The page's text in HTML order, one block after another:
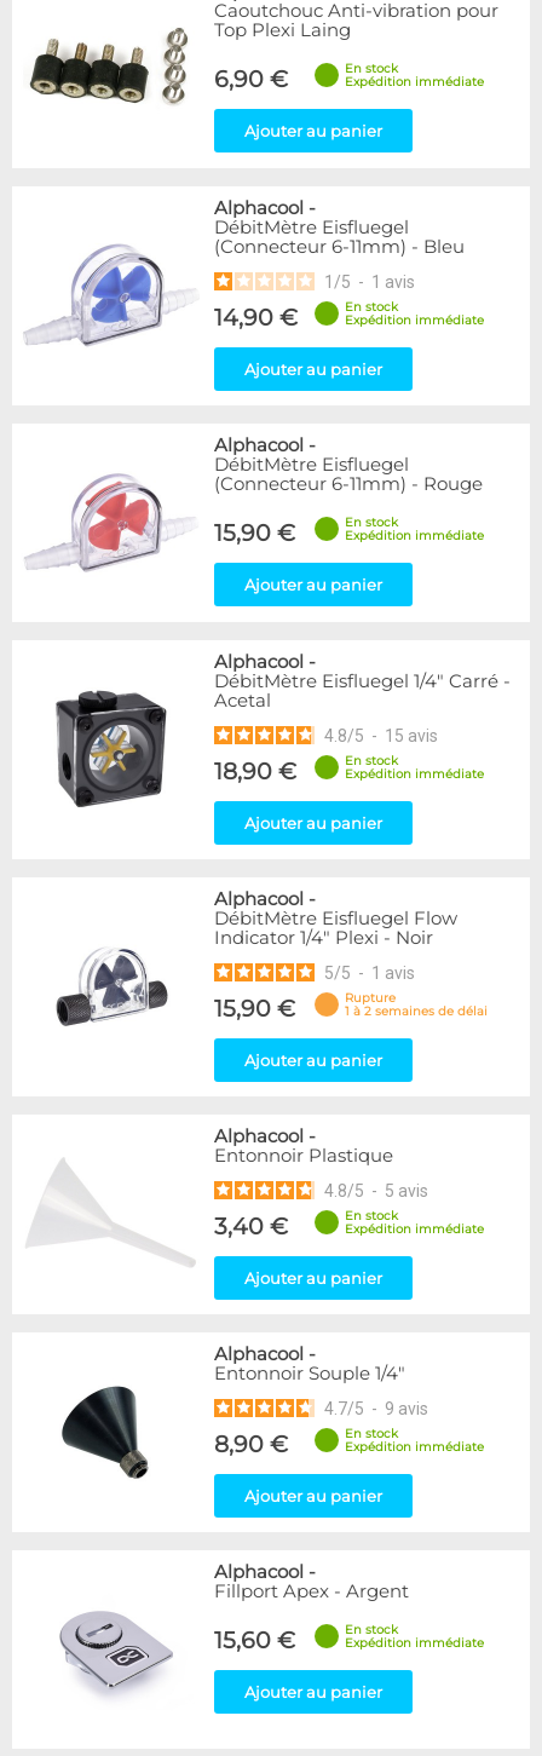
Articles en promotions
Appliquer
Caoutchouc Anti-vibration pour
Top Plexi Laing
6,90 €
En stock
Expédition immédiate
Ajouter au panier
Alphacool -
DébitMètre Eisfluegel
(Connecteur 6-11mm) - Bleu
1 /5 - 1 avis
14,90 €
En stock
Expédition immédiate
Ajouter au panier
Alphacool -
DébitMètre Eisfluegel
(Connecteur 6-11mm) - Rouge
15,90 €
En stock
Expédition immédiate
Ajouter au panier
Alphacool -
DébitMètre Eisfluegel 1/4" Carré -
Acetal
4.8/5 - 15 avis
18,90 €
En stock
Expédition immédiate
Ajouter au panier
Alphacool -
DébitMètre Eisfluegel Flow
Indicator 1/4" Plexi - Noir
5/5 - 1 avis
15,90 €
Rupture
1 à 2 semaines de délai
Ajouter au panier
Alphacool -
Entonnoir Plastique
4.8/5 - 5 avis
3,40 €
En stock
Expédition immédiate
Ajouter au panier
Alphacool -
Entonnoir Souple 1/4"
4.7/5 - 9 avis
8,90 €
En stock
Expédition immédiate
Ajouter au panier
Alphacool -
Fillport Apex - Argent
15,60 €
En stock
Expédition immédiate
Ajouter au panier